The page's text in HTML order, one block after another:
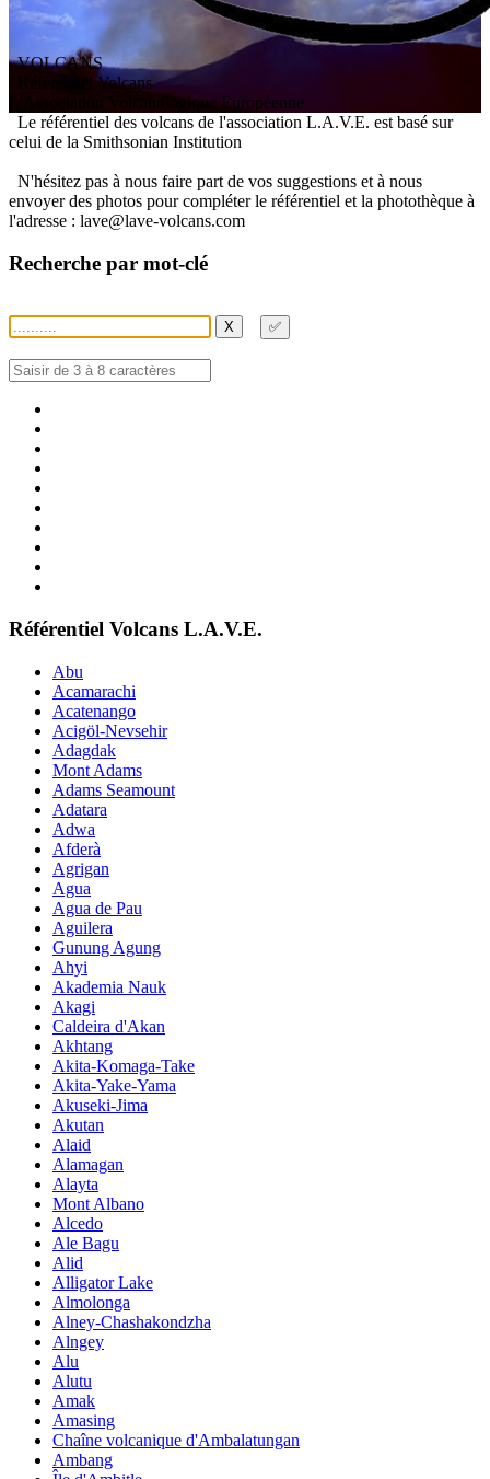
VOLCANS
/ Référentiel Volcans
ssociation V olcanologiqueEuropéenne
Le référentiel des volcans de l'association L.A.V.E. est basé sur
celui de la Smithsonian Institution
N'hésitez pas à nous faire part de vos suggestions et à nous
envoyer des photos pour compléter le référentiel et la photothèque à
l'adresse : lave@lave-volcans.com
Recherche par mot-clé
X ✅
Référentiel Volcans L.A.V.E.
Abu
Acamarachi
Acatenango
Acigöl-Nevsehir
Adagdak
Mont Adams
Adams Seamount
Adatara
Adwa
Afderà
Agrigan
Agua
Agua de Pau
Aguilera
Gunung Agung
Ahyi
Akademia Nauk
Akagi
Caldeira d'Akan
Akhtang
Akita-Komaga-Take
Akita-Yake-Yama
Akuseki-Jima
Akutan
Alaid
Alamagan
Alayta
Mont Albano
Alcedo
Ale Bagu
Alid
Alligator Lake
Almolonga
Alney-Chashakondzha
Alngey
Alu
Alutu
Amak
Amasing
Chaîne volcanique d'Ambalatungan
Ambang